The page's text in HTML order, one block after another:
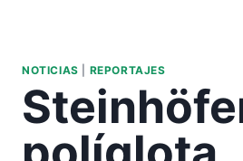
NOTICIAS REPORTAJES